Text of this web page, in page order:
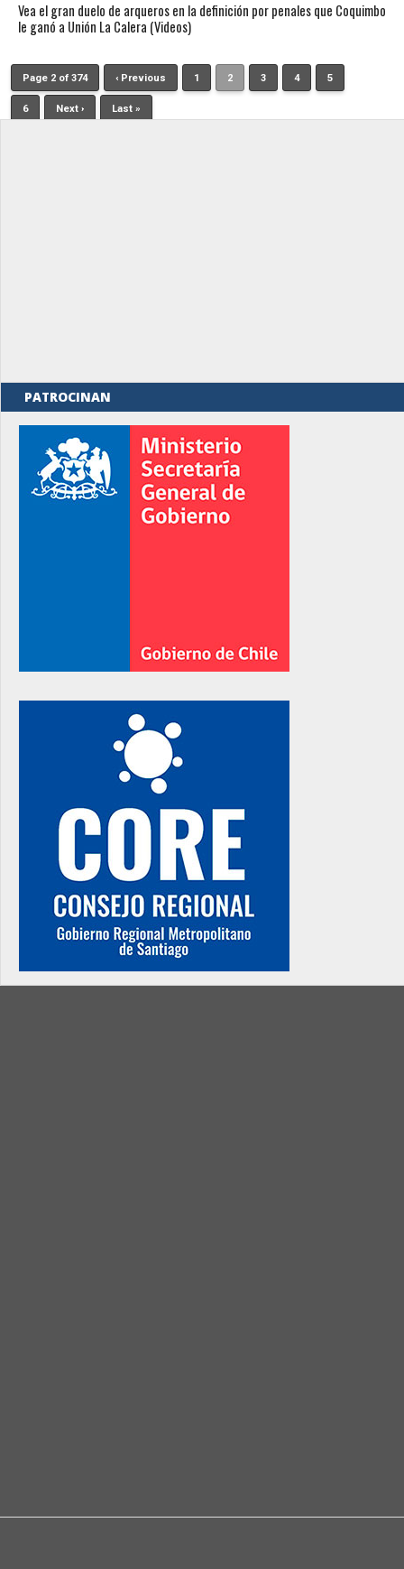
Vea el gran duelo de arqueros en la definición por penales que Coquimbo
le ganó a Unión La Calera (Videos)
Page 2 of 374 ‹ Previous 1 2 3 4 5
6 Next › Last »
PATROCINAN